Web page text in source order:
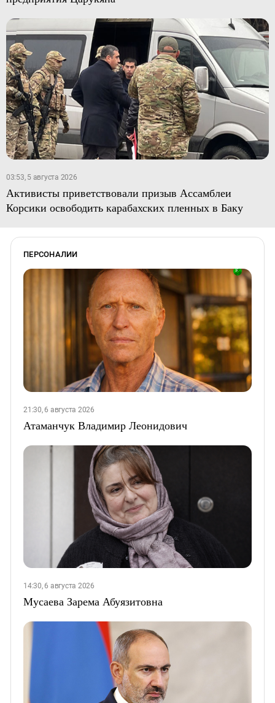
03:53, 5 августа 2026
Активисты приветствовали призыв Ассамблеи
Корсики освободить карабахских пленных в Баку
ПЕРСОНАЛИИ
21:30, 6 августа 2026
Атаманчук Владимир Леонидович
14:30, 6 августа 2026
Мусаева Зарема Абуязитовна